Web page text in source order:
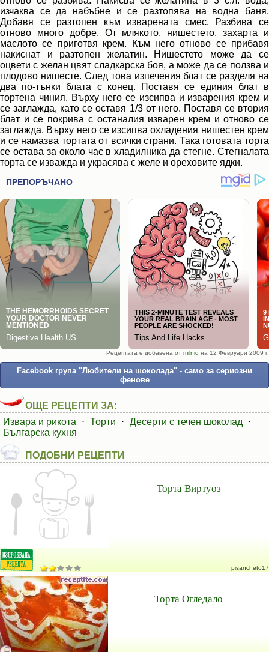
изчаква се да набъбне и се разтопява на водна баня.
Добавя се разтопен към изварената смес. Разбива се
отново много добре. От млякото, нишестето, захарта и
маслото се приготвя крем. Към него отново се прибавя
накиснат и разтопен желатин. Нишестето може да се
оцвети с желан цвят сладкарска боя, а може да се ползва и
плодово нишесте. След това изпечения блат се разделя на
два по-тънки блата с конец. Поставя се единия блат в
тортена чиния. Върху него се изсипва и изварения крем и
се заглажда, като се оставя 1/3 от него. Поставя се втория
блат и се покрива с останалия изварен крем и отново се
заглажда. Върху него се изсипва охладения нишестен крем
и се намазва тортата от всички страни. Така готовата торта
се остава за около час в хладилника да стегне. Стегналата
торта се изважда и украсява с желе и ореховите ядки.
Рецептата е добавена от milniq на 12 Февруари 2009 г.
Facebook група "Любители на шоколада" - само за сериозни
фенове
ОЩЕ РЕЦЕПТИ ЗА:
Извара и рикота
⋅ Торти ⋅ Десерти с течен шоколад
⋅
Българска кухня
ПОДОБНИ РЕЦЕПТИ
Торта Виртуоз
pisancheto17
Торта Огледало